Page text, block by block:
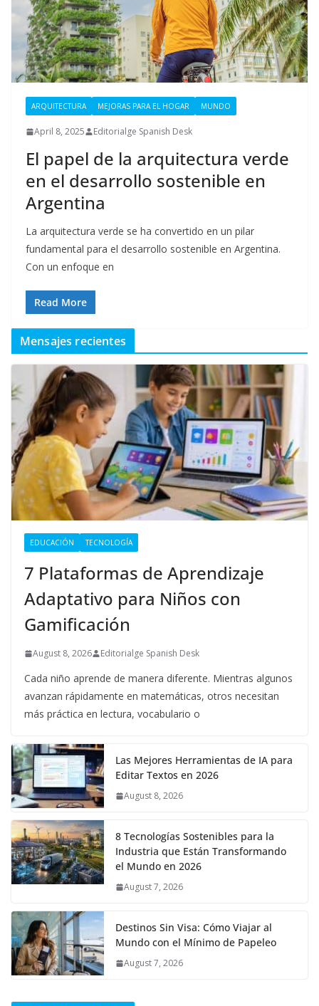
ARQUITECTURA MEJORAS PARA EL HOGAR MUNDO
April 8, 2025 Editorialge Spanish Desk
El papel de la arquitectura verde
en el desarrollo sostenible en
Argentina
La arquitectura verde se ha convertido en un pilar
fundamental para el desarrollo sostenible en Argentina.
Con un enfoque en
Read More
Mensajes recientes
EDUCACIÓN TECNOLOGÍA
7 Plataformas de Aprendizaje
Adaptativo para Niños con
Gamificación
August 8, 2026 Editorialge Spanish Desk
Cada niño aprende de manera diferente. Mientras algunos
avanzan rápidamente en matemáticas, otros necesitan
más práctica en lectura, vocabulario o
Las Mejores Herramientas de IA para
Editar Textos en 2026
August 8, 2026
8 Tecnologías Sostenibles para la
Industria que Están Transformando
el Mundo en 2026
August 7, 2026
Destinos Sin Visa: Cómo Viajar al
Mundo con el Mínimo de Papeleo
August 7, 2026